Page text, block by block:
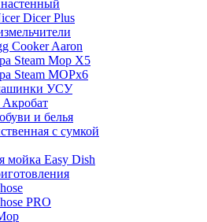
Dicer Plus
Сooker Aaron
Steam Mop X5
Steam MOPх6
УСУ
и белья
с сумкой
мойка Easy Dish
PRO